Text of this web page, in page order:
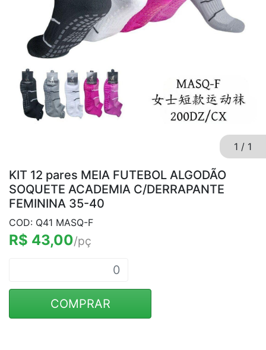
1 / 1
KIT 12 pares MEIA FUTEBOL ALGODÃO
SOQUETE ACADEMIA C/DERRAPANTE
FEMININA 35-40
COD: Q41 MASQ-F
R$ 43,00/pç
COMPRAR